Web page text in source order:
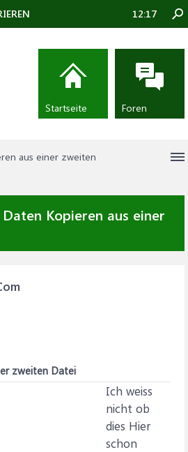
aus einer zweiten
Daten Kopieren aus einer
zweiten Datei
Ich weiss
nicht ob
dies Hier
schon
12:17
Startseite Foren